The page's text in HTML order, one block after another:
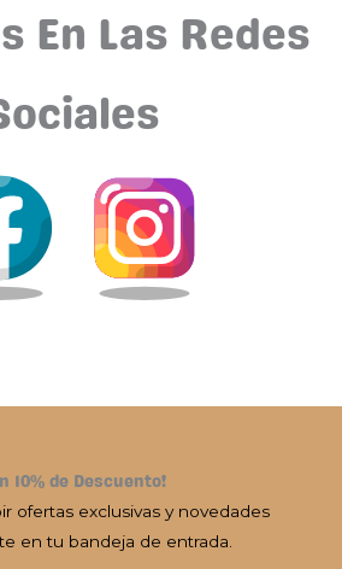
En Las Redes
10% de Descuento!
ofertas exclusivas y novedades
en tu bandeja de entrada.